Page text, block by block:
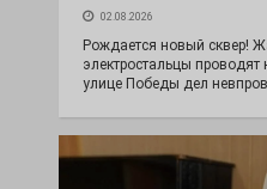
02.08.2026
Рождается новый сквер!
электростальцы проводят
улице Победы дел